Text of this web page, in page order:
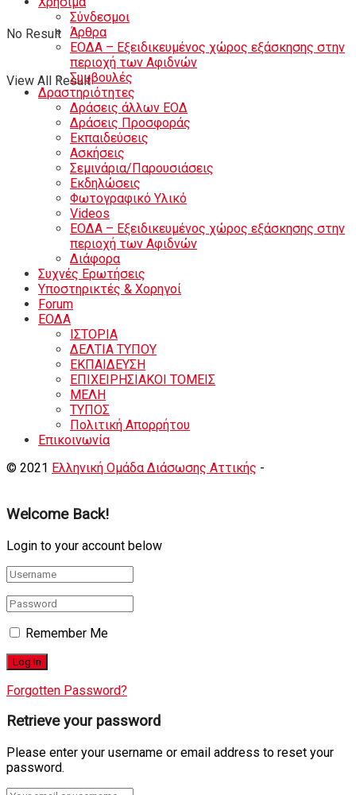
No Result
View All Result
Σύνδεσμοι
Άρθρα
ΕΟΔΑ – Εξειδικευμένος χώρος εξάσκησης στην
περιοχή των Αφιδνών
Συμβουλές
Δραστηριότητες
Δράσεις άλλων ΕΟΔ
Δράσεις Προσφοράς
Εκπαιδεύσεις
Ασκήσεις
Σεμινάρια/Παρουσιάσεις
Εκδηλώσεις
Φωτογραφικό Υλικό
Videos
ΕΟΔΑ – Εξειδικευμένος χώρος εξάσκησης στην
περιοχή των Αφιδνών
Διάφορα
Συχνές Ερωτήσεις
Υποστηρικτές & Χορηγοί
Forum
ΕΟΔA
ΙΣΤΟΡΙΑ
ΔΕΛΤΙΑ ΤΥΠΟΥ
ΕΚΠΑΙΔΕΥΣΗ
ΕΠΙΧΕΙΡΗΣΙΑΚΟΙ ΤΟΜΕΙΣ
ΜΕΛΗ
ΤΥΠΟΣ
Πολιτική Απορρήτου
Eπικοινωνία
© 2021 Ελληνική Ομάδα Διάσωσης Αττικής -
Welcome Back!
Login to your account below
Remember Me
Forgotten Password?
Retrieve your password
Please enter your username or email address to reset your
password.